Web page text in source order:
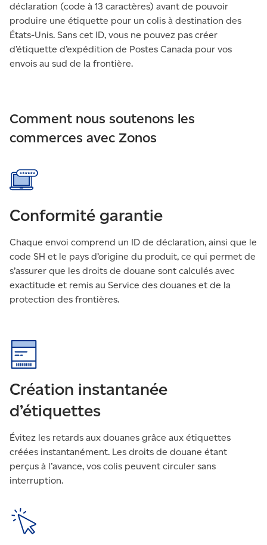
déclaration (code à 13 caractères) avant de pouvoir
produire une étiquette pour un colis à destination des
États-Unis. Sans cet ID, vous ne pouvez pas créer
d’étiquette d’expédition de Postes Canada pour vos
envois au sud de la frontière.
Comment nous soutenons les
commerces avec Zonos
Conformité garantie
Chaque envoi comprend un ID de déclaration, ainsi que le
code SH et le pays d’origine du produit, ce qui permet de
s’assurer que les droits de douane sont calculés avec
exactitude et remis au Service des douanes et de la
protection des frontières.
Création instantanée
d’étiquettes
Évitez les retards aux douanes grâce aux étiquettes
créées instantanément. Les droits de douane étant
perçus à l’avance, vos colis peuvent circuler sans
interruption.